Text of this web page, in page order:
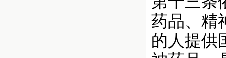
药品、精
的人提供